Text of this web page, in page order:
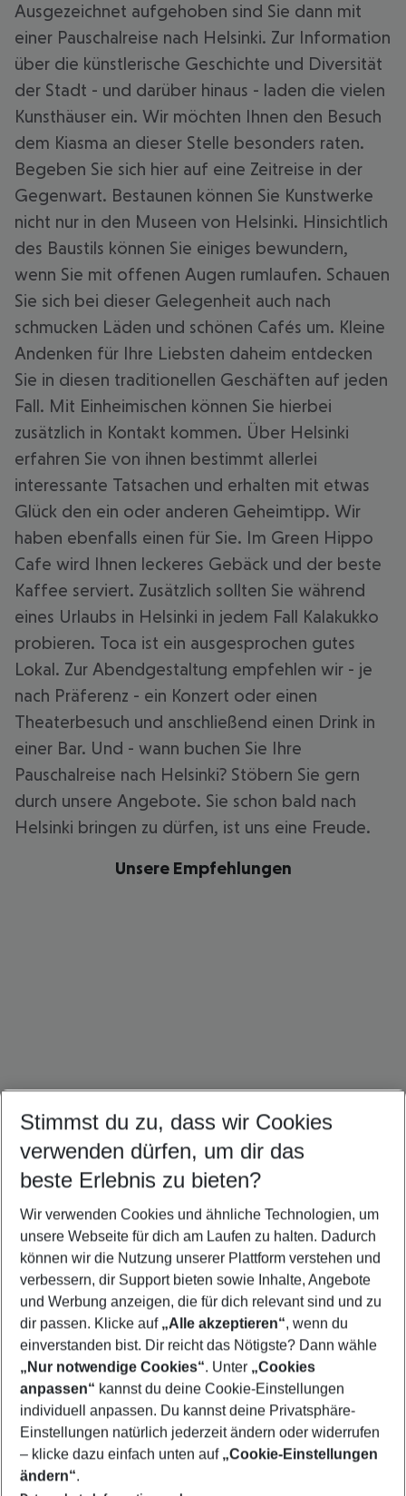
Ausgezeichnet aufgehoben sind Sie dann mit
einer Pauschalreise nach Helsinki. Zur Information
über die künstlerische Geschichte und Diversität
der Stadt - und darüber hinaus - laden die vielen
Kunsthäuser ein. Wir möchten Ihnen den Besuch
dem Kiasma an dieser Stelle besonders raten.
Begeben Sie sich hier auf eine Zeitreise in der
Gegenwart. Bestaunen können Sie Kunstwerke
nicht nur in den Museen von Helsinki. Hinsichtlich
des Baustils können Sie einiges bewundern,
wenn Sie mit offenen Augen rumlaufen. Schauen
Sie sich bei dieser Gelegenheit auch nach
schmucken Läden und schönen Cafés um. Kleine
Andenken für Ihre Liebsten daheim entdecken
Sie in diesen traditionellen Geschäften auf jeden
Fall. Mit Einheimischen können Sie hierbei
zusätzlich in Kontakt kommen. Über Helsinki
erfahren Sie von ihnen bestimmt allerlei
interessante Tatsachen und erhalten mit etwas
Glück den ein oder anderen Geheimtipp. Wir
haben ebenfalls einen für Sie. Im Green Hippo
Cafe wird Ihnen leckeres Gebäck und der beste
Kaffee serviert. Zusätzlich sollten Sie während
eines Urlaubs in Helsinki in jedem Fall Kalakukko
probieren. Toca ist ein ausgesprochen gutes
Lokal. Zur Abendgestaltung empfehlen wir - je
nach Präferenz - ein Konzert oder einen
Theaterbesuch und anschließend einen Drink in
einer Bar. Und - wann buchen Sie Ihre
Pauschalreise nach Helsinki? Stöbern Sie gern
durch unsere Angebote. Sie schon bald nach
Helsinki bringen zu dürfen, ist uns eine Freude.
Unsere Empfehlungen
Island Urlaub Dänemark Urlaub
Quicklinks
Städtereisen Helsinki
Footer
Footer navigation
Über uns
AGB
Bestpreisgarantie
Stimmst du zu, dass wir Cookies
verwenden dürfen, um dir das
beste Erlebnis zu bieten?
Wir verwenden Cookies und ähnliche Technologien, um
unsere Webseite für dich am Laufen zu halten. Dadurch
können wir die Nutzung unserer Plattform verstehen und
verbessern, dir Support bieten sowie Inhalte, Angebote
und Werbung anzeigen, die für dich relevant sind und zu
dir passen. Klicke auf „Alle akzeptieren“, wenn du
einverstanden bist. Dir reicht das Nötigste? Dann wähle
„Nur notwendige Cookies“. Unter „Cookies
anpassen“ kannst du deine Cookie-Einstellungen
individuell anpassen. Du kannst deine Privatsphäre-
Einstellungen natürlich jederzeit ändern oder widerrufen
– klicke dazu einfach unten auf „Cookie-Einstellungen
ändern“.